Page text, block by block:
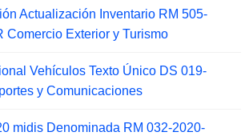
Actualización Inventario RM 505-
Comercio Exterior y Turismo
Vehículos Texto Único DS 019-
y Comunicaciones
midis Denominada RM 032-2020-